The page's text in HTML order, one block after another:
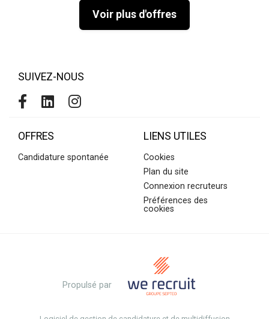
Voir plus d'offres
SUIVEZ-NOUS
OFFRES
Candidature spontanée
LIENS UTILES
Cookies
Plan du site
Connexion recruteurs
Préférences des
cookies
Propulsé par